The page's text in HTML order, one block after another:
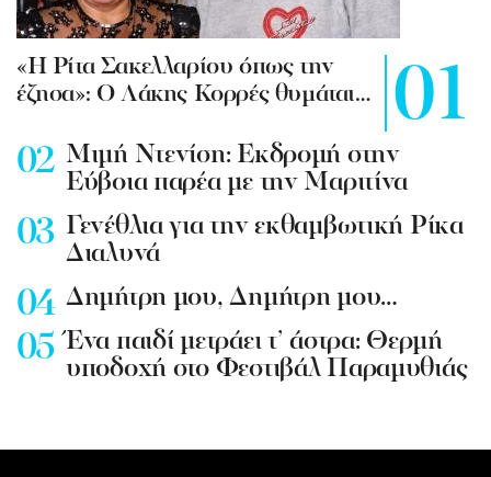
«Η Ρίτα Σακελλαρίου όπως την
έζησα»: Ο Λάκης Κορρές θυμάται…
Mιμή Ντενίση: Εκδρομή στην
Εύβοια παρέα με την Μαριτίνα
Γενέθλια για την εκθαμβωτική Ρίκα
Διαλυνά
Δημήτρη μου, Δημήτρη μου…
Ένα παιδί μετράει τ’ άστρα: Θερμή
υποδοχή στο Φεστιβάλ Παραμυθιάς